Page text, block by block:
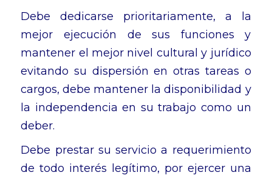
Debe dedicarse prioritariamente, a la
mejor ejecución de sus funciones y
mantener el mejor nivel cultural y jurídico
evitando su dispersión en otras tareas o
cargos, debe mantener la disponibilidad y
la independencia en su trabajo como un
deber.
Debe prestar su servicio a requerimiento
de todo interés legítimo, por ejercer una